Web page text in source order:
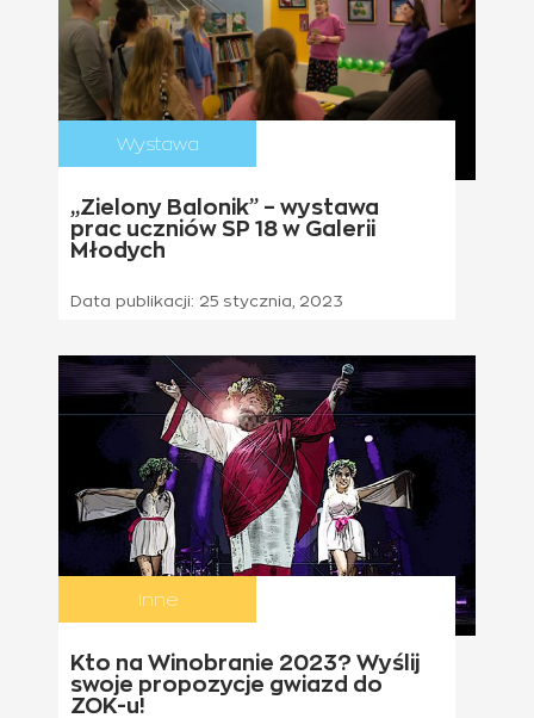
Wystawa
„Zielony Balonik” – wystawa
prac uczniów SP 18 w Galerii
Młodych
Data publikacji: 25 stycznia, 2023
Inne
Kto na Winobranie 2023? Wyślij
swoje propozycje gwiazd do
ZOK-u!